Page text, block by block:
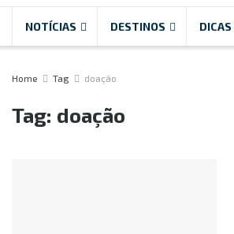
NOTÍCIAS DESTINOS
Home Tag doação
Tag: doação